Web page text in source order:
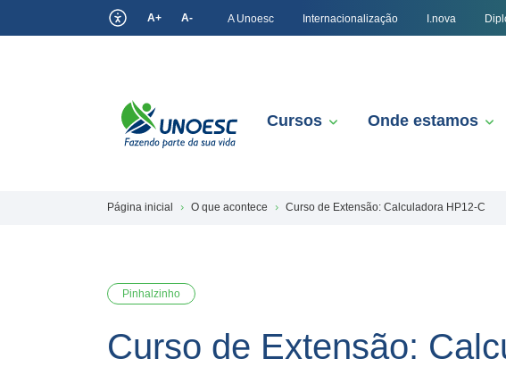
A+ A- A Unoesc Internacionalização I.nova
Cursos Onde estamos
Página inicial O que acontece Curso de Extensão: Calculadora HP12-C
Pinhalzinho
Curso de Extensão: